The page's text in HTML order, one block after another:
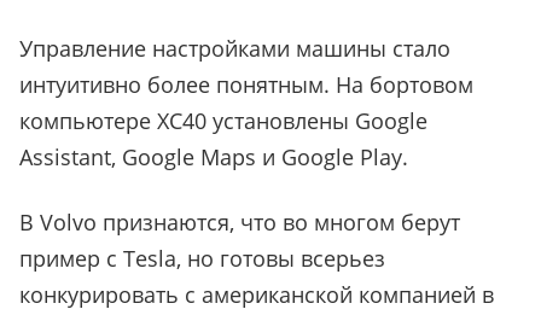
Управление настройками машины стало
интуитивно более понятным. На бортовом
компьютере XC40 установлены Google
Assistant, Google Maps и Google Play.
В Volvo признаются, что во многом берут
пример с Tesla, но готовы всерьез
конкурировать с американской компанией в